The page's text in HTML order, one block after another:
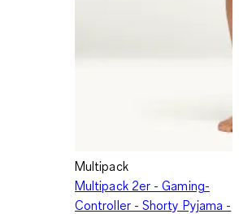
Multipack
Multipack 2er - Gaming-
Controller - Shorty Pyjama -